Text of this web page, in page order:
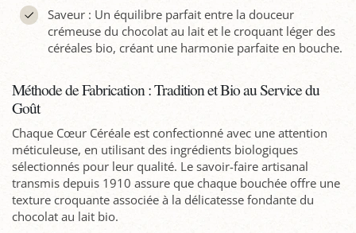
Saveur : Un équilibre parfait entre la douceur
crémeuse du chocolat au lait et le croquant léger des
céréales bio, créant une harmonie parfaite en bouche.
Méthode de Fabrication : Tradition et Bio au Service du
Goût
Chaque Cœur Céréale est confectionné avec une attention
méticuleuse, en utilisant des ingrédients biologiques
sélectionnés pour leur qualité. Le savoir-faire artisanal
transmis depuis 1910 assure que chaque bouchée offre une
texture croquante associée à la délicatesse fondante du
chocolat au lait bio.